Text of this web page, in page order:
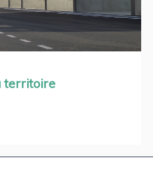
territoire